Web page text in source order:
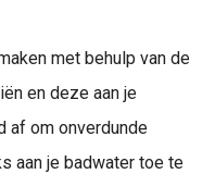
met behulp van de
en deze aan je
af om onverdunde
aan je badwater toe te